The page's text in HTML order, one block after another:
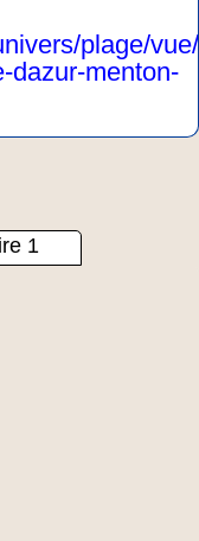
plage/
dazur-menton-
1